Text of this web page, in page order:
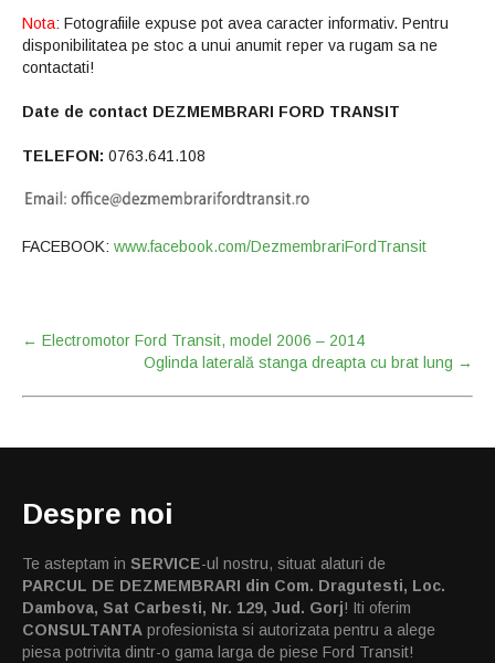
Nota: Fotografiile expuse pot avea caracter informativ. Pentru
disponibilitatea pe stoc a unui anumit reper va rugam sa ne
contactati!
Date de contact DEZMEMBRARI FORD TRANSIT
TELEFON: 0763.641.108
FACEBOOK: www.facebook.com/DezmembrariFordTransit
Post
← Electromotor Ford Transit, model 2006 – 2014
Oglinda laterală stanga dreapta cu brat lung →
Despre noi
Te asteptam in SERVICE-ul nostru, situat alaturi de
PARCUL DE DEZMEMBRARI din Com. Dragutesti, Loc.
Dambova, Sat Carbesti, Nr. 129, Jud. Gorj! Iti oferim
CONSULTANTA profesionista si autorizata pentru a alege
piesa potrivita dintr-o gama larga de piese Ford Transit!